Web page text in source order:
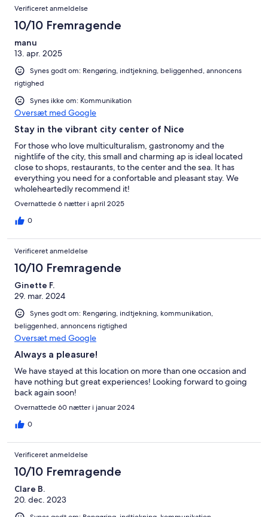
Verificeret anmeldelse
10/10 Fremragende
manu
13. apr. 2025
Synes godt om: Rengøring, indtjekning, beliggenhed, annoncens
rigtighed
Synes ikke om: Kommunikation
Oversæt med Google
Stay in the vibrant city center of Nice
For those who love multiculturalism, gastronomy and the
nightlife of the city, this small and charming ap is ideal located
close to shops, restaurants, to the center and the sea. It has
everything you need for a confortable and pleasant stay. We
wholeheartedly recommend it!
Overnattede 6 nætter i april 2025
0
Verificeret anmeldelse
10/10 Fremragende
Ginette F.
29. mar. 2024
Synes godt om: Rengøring, indtjekning, kommunikation,
beliggenhed, annoncens rigtighed
Oversæt med Google
Always a pleasure!
We have stayed at this location on more than one occasion and
have nothing but great experiences! Looking forward to going
back again soon!
Overnattede 60 nætter i januar 2024
0
Verificeret anmeldelse
10/10 Fremragende
Clare B.
20. dec. 2023